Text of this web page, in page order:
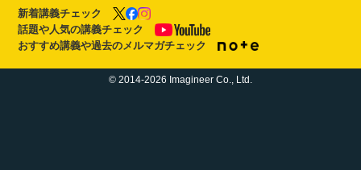
新着講義チェック
話題や人気の講義チェック
おすすめ講義や過去のメルマガチェック
© 2014-2026 Imagineer Co., Ltd.